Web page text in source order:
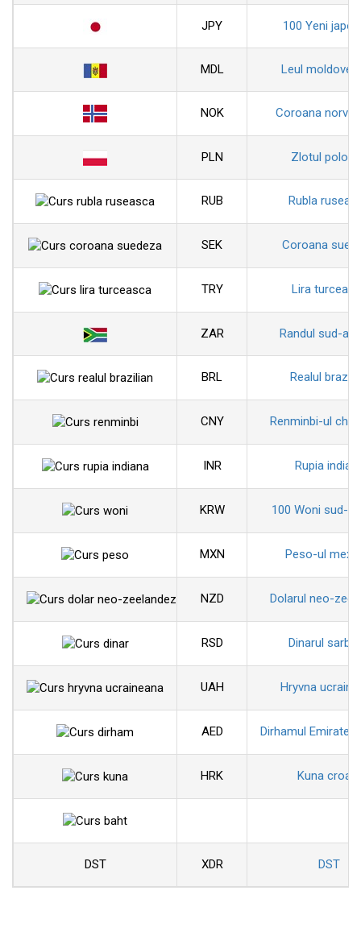
JPY 100 Yeni
MDL Leul
NOK Coroana
PLN Zlotul
RUB Rubla
SEK Coroana
TRY Lira
ZAR Randul sud-
BRL Realul
CNY Renminbi-ul
INR Rupia
KRW 100 Woni sud-
MXN Peso-ul
NZD Dolarul neo-
RSD Dinarul
UAH Hryvna
AED Dirhamul
HRK Kuna croata
DST XDR DST